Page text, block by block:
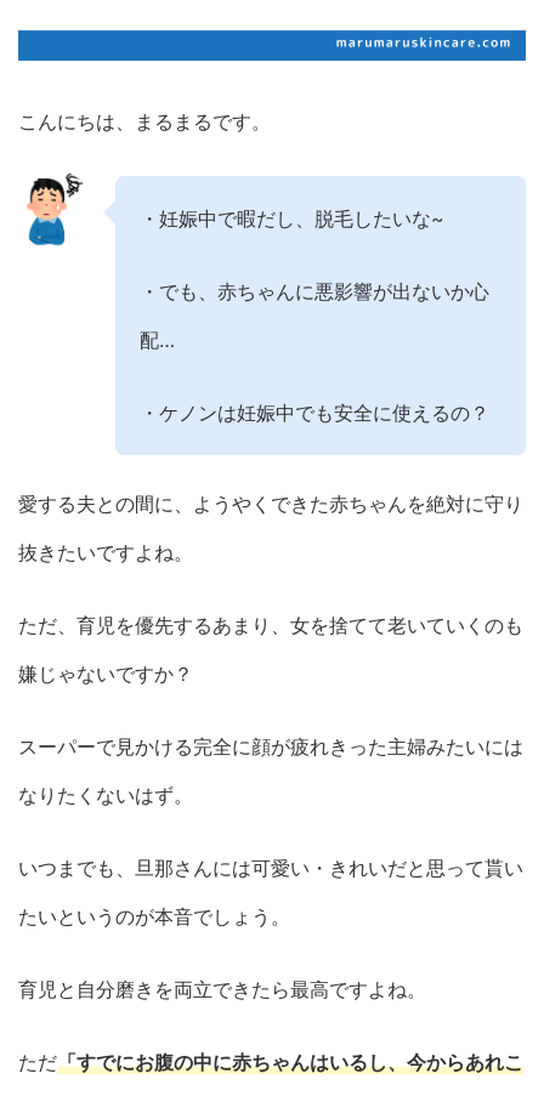
こんにちは、まるまるです。
・妊娠中で暇だし、脱毛したいな~
・でも、赤ちゃんに悪影響が出ないか心
配…
・ケノンは妊娠中でも安全に使えるの？
愛する夫との間に、ようやくできた赤ちゃんを絶対に守り
抜きたいですよね。
ただ、育児を優先するあまり、女を捨てて老いていくのも
嫌じゃないですか？
スーパーで見かける完全に顔が疲れきった主婦みたいには
なりたくないはず。
いつまでも、旦那さんには可愛い・きれいだと思って貰い
たいというのが本音でしょう。
育児と自分磨きを両立できたら最高ですよね。
ただ「すでにお腹の中に赤ちゃんはいるし、今からあれこ